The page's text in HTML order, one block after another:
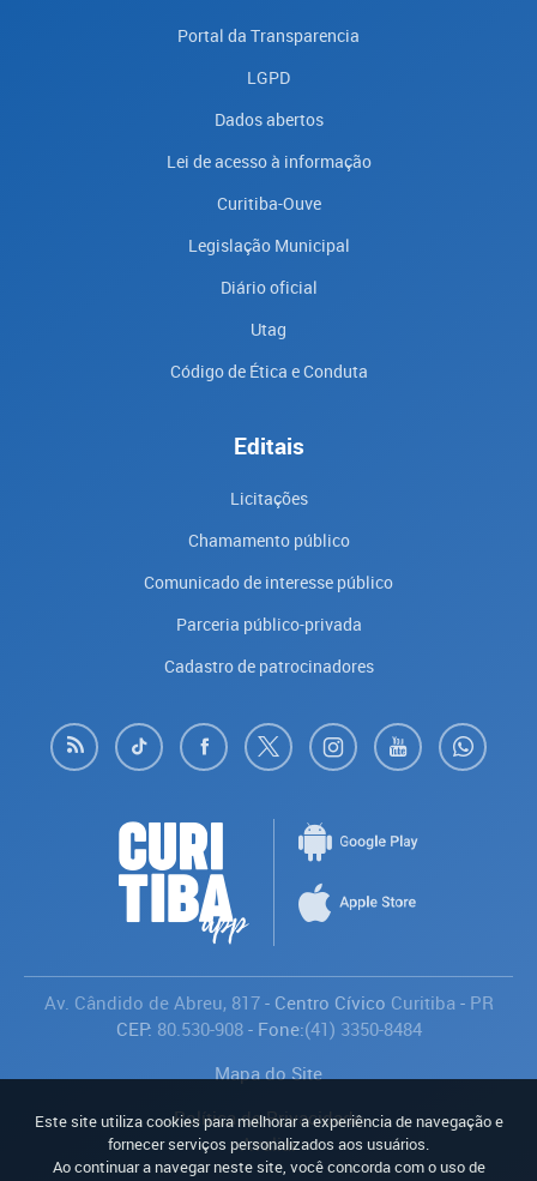
Portal da Transparencia
LGPD
Dados abertos
Lei de acesso à informação
Curitiba-Ouve
Legislação Municipal
Diário oficial
Utag
Código de Ética e Conduta
Editais
Licitações
Chamamento público
Comunicado de interesse público
Parceria público-privada
Cadastro de patrocinadores
Av. Cândido de Abreu, 817- Centro Cívico Curitiba - PR
CEP: 80.530-908- Fone:(41) 3350-8484
Mapa do Site
Política de Privacidade
Avaliar
Este site utiliza cookies para melhorar a experiência de navegação e
fornecer serviços personalizados aos usuários.
Ao continuar a navegar neste site, você concorda com o uso de